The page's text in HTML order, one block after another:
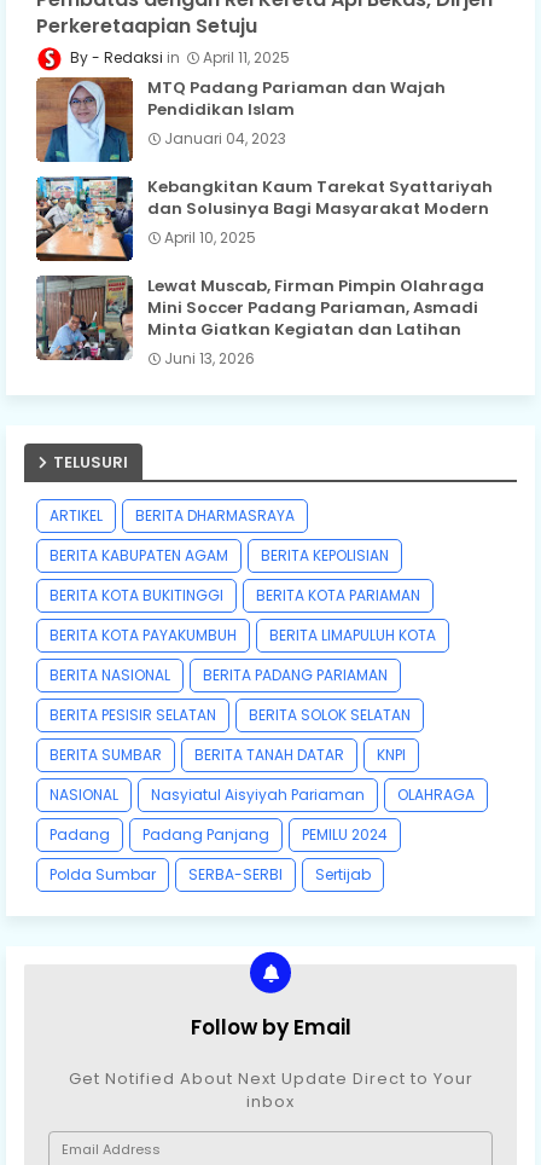
Perkeretaapian Setuju
Redaksi April 11, 2025
MTQ Padang Pariaman dan Wajah
Pendidikan Islam
Januari 04, 2023
Kebangkitan Kaum Tarekat Syattariyah
dan Solusinya Bagi Masyarakat Modern
April 10, 2025
Lewat Muscab, Firman Pimpin Olahraga
Mini Soccer Padang Pariaman, Asmadi
Minta Giatkan Kegiatan dan Latihan
Juni 13, 2026
TELUSURI
ARTIKEL
BERITA DHARMASRAYA
BERITA KABUPATEN AGAM
BERITA KEPOLISIAN
BERITA KOTA BUKITINGGI
BERITA KOTA PARIAMAN
BERITA KOTA PAYAKUMBUH
BERITA LIMAPULUH KOTA
BERITA NASIONAL
BERITA PADANG PARIAMAN
BERITA PESISIR SELATAN
BERITA SOLOK SELATAN
BERITA SUMBAR
BERITA TANAH DATAR
KNPI
NASIONAL
Nasyiatul Aisyiyah Pariaman
OLAHRAGA
Padang
Padang Panjang
PEMILU 2024
Polda Sumbar
SERBA-SERBI Sertijab
Follow by Email
Get Notified About Next Update Direct to Your
inbox